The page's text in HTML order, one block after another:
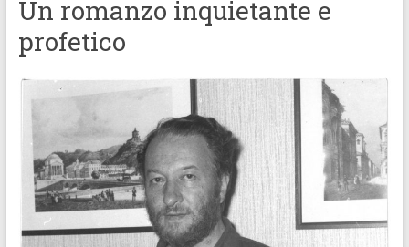
Un romanzo inquietante e
profetico